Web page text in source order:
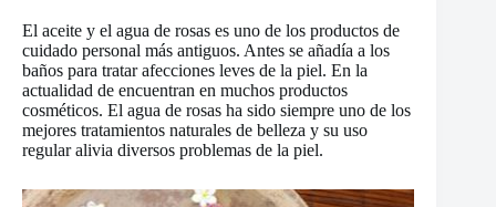
El aceite y el agua de rosas es uno de los productos de
cuidado personal más antiguos. Antes se añadía a los
baños para tratar afecciones leves de la piel. En la
actualidad de encuentran en muchos productos
cosméticos. El agua de rosas ha sido siempre uno de los
mejores tratamientos naturales de belleza y su uso
regular alivia diversos problemas de la piel.